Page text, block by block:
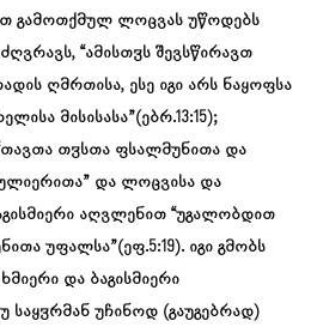
გამოთქმულ ლოცვას უწოდებს
“ამისთჳს შევსწირავთ
ღმრთისა, ესე იგი არს ნაყოფსა
მისისასა”(ებრ.13:15);
თჳსთა ფსალმუნითა და
და ლოცვისა და
აღვლენით “უგალობდით
უფალსა”(ეფ.5:19). იგი გმობს
და ბაგისმიერი
საყჳრმან უჩინოდ (გაუგებრად)